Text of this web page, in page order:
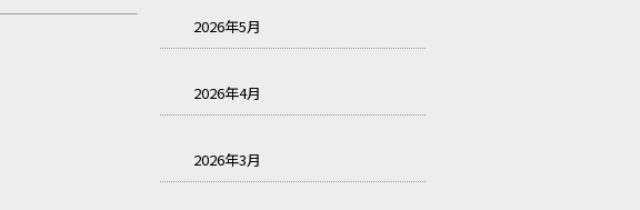
2026年5月
2026年4月
2026年3月